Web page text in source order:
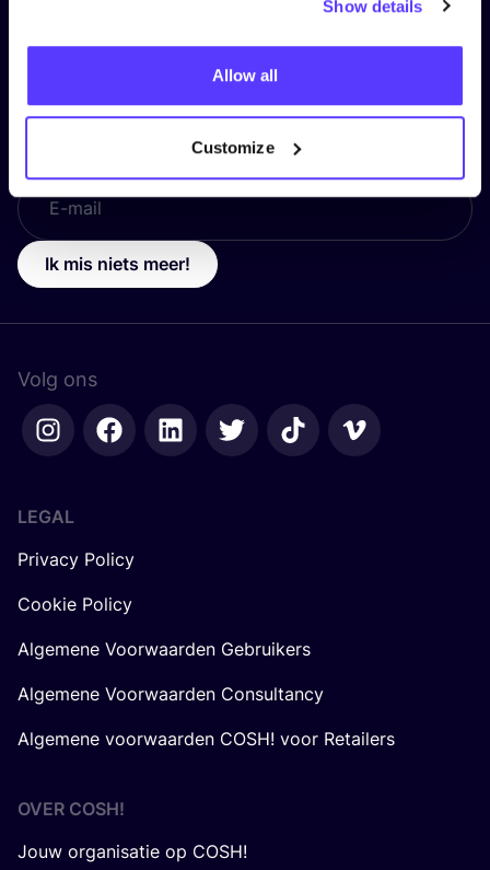
Show details
Allow all
Customize
Ik mis niets meer!
Volg ons
LEGAL
Privacy Policy
Cookie Policy
Algemene Voorwaarden Gebruikers
Algemene Voorwaarden Consultancy
Algemene voorwaarden COSH! voor Retailers
OVER COSH!
Jouw organisatie op COSH!